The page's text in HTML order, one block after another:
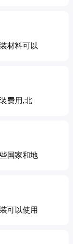
材料可以
费用,北
国家和地
可以使用